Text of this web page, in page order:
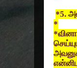
*5.
*
*